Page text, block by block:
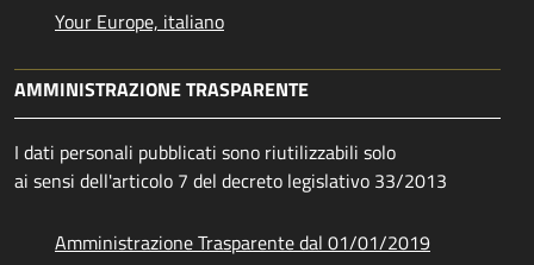
Your Europe, italiano
AMMINISTRAZIONE TRASPARENTE
I dati personali pubblicati sono riutilizzabili solo
ai sensi dell'articolo 7 del decreto legislativo 33/2013
Amministrazione Trasparente dal 01/01/2019